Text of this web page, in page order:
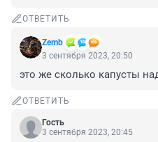
ОТВЕТИТЬ
Zemb
3 сентября 2023, 20:50
это же сколько капусты
ОТВЕТИТЬ
Гость
3 сентября 2023, 20:45